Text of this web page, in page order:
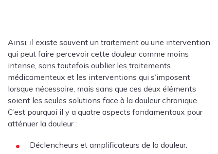
Ainsi, il existe souvent un traitement ou une intervention
qui peut faire percevoir cette douleur comme moins
intense, sans toutefois oublier les traitements
médicamenteux et les interventions qui s’imposent
lorsque nécessaire, mais sans que ces deux éléments
soient les seules solutions face à la douleur chronique.
C’est pourquoi il y a quatre aspects fondamentaux pour
atténuer la douleur :
Déclencheurs et amplificateurs de la douleur.